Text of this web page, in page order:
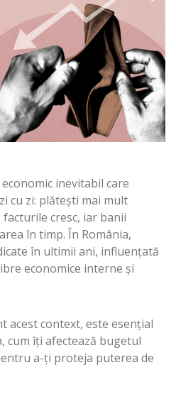
inevitabil care
cu zi: plătești mai mult
cresc, iar banii
în timp. În România,
în ultimii ani, influențată
economice interne și
acest context, este esențial
cum îți afectează bugetul
a-ți proteja puterea de